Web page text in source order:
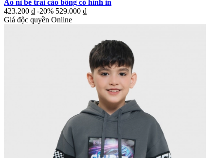
Áo nỉ bé trai cào bông có hình in
423.200 ₫ -20% 529.000 ₫
Giá độc quyền Online